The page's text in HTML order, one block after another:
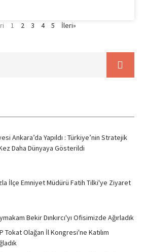
1 2 3 4 5 İleri»
Ankara’da Yapıldı : Türkiye’nin Stratejik
Daha Dünyaya Gösterildi
İlçe Emniyet Müdürü Fatih Tilki'ye Ziyaret
Bekir Dınkırcı'yı Ofisimizde Ağırladık
Tokat Olağan İl Kongresi'ne Katılım